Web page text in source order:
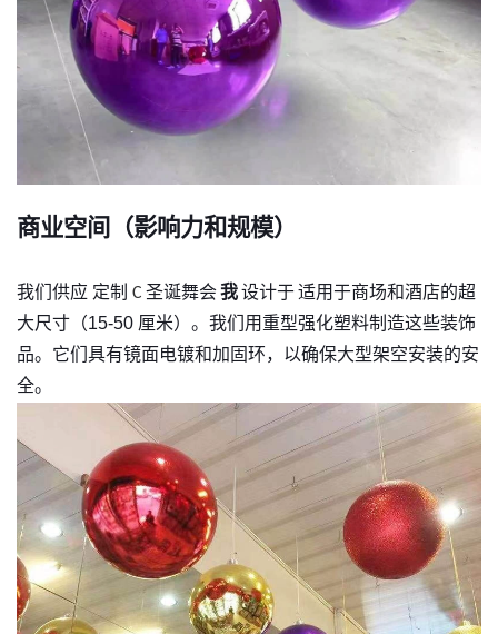
商业空间（影响力和规模）
我们供应 定制 C 圣诞舞会我设计于适用于商场和酒店的超
大尺寸（15-50 厘米）。我们用重型强化塑料制造这些装饰
品。它们具有镜面电镀和加固环，以确保大型架空安装的安
全。